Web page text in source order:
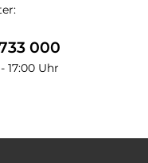
000
17:00 Uhr